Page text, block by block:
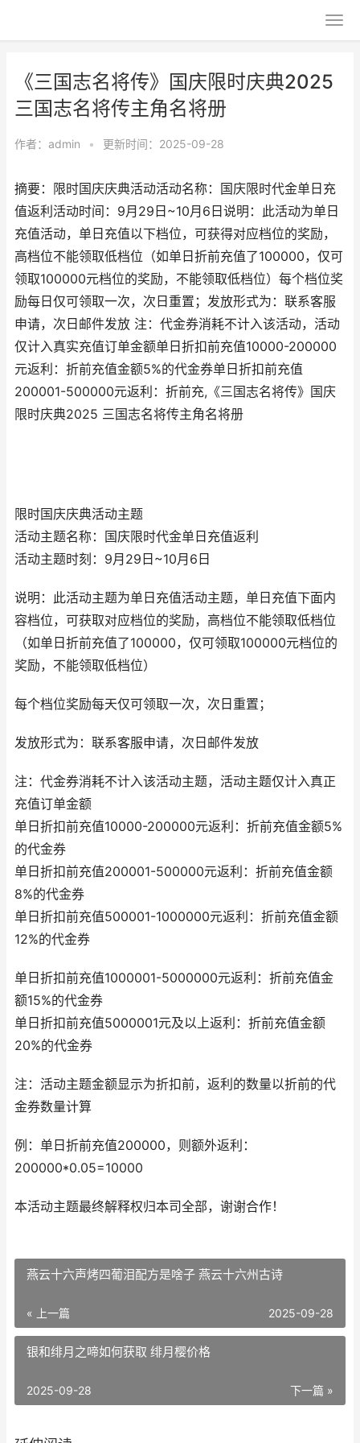
《三国志名将传》国庆限时庆典2025
三国志名将传主角名将册
作者： admin • 更新时间：2025-09-28
摘要：限时国庆庆典活动活动名称：国庆限时代金单日充
值返利活动时间：9月29日~10月6日说明：此活动为单日
充值活动，单日充值以下档位，可获得对应档位的奖励，
高档位不能领取低档位（如单日折前充值了100000，仅可
领取100000元档位的奖励，不能领取低档位）每个档位奖
励每日仅可领取一次，次日重置；发放形式为：联系客服
申请，次日邮件发放 注：代金券消耗不计入该活动，活动
仅计入真实充值订单金额单日折扣前充值10000-200000
元返利：折前充值金额5%的代金券单日折扣前充值
200001-500000元返利：折前充,《三国志名将传》国庆
限时庆典2025 三国志名将传主角名将册
限时国庆庆典活动主题
活动主题名称：国庆限时代金单日充值返利
活动主题时刻：9月29日~10月6日
说明：此活动主题为单日充值活动主题，单日充值下面内
容档位，可获取对应档位的奖励，高档位不能领取低档位
（如单日折前充值了100000，仅可领取100000元档位的
奖励，不能领取低档位）
每个档位奖励每天仅可领取一次，次日重置；
发放形式为：联系客服申请，次日邮件发放
注：代金券消耗不计入该活动主题，活动主题仅计入真正
充值订单金额
单日折扣前充值10000-200000元返利：折前充值金额5%
的代金券
单日折扣前充值200001-500000元返利：折前充值金额
8%的代金券
单日折扣前充值500001-1000000元返利：折前充值金额
12%的代金券
单日折扣前充值1000001-5000000元返利：折前充值金
额15%的代金券
单日折扣前充值5000001元及以上返利：折前充值金额
20%的代金券
注：活动主题金额显示为折扣前，返利的数量以折前的代
金券数量计算
例：单日折前充值200000，则额外返利：
200000*0.05=10000
本活动主题最终解释权归本司全部，谢谢合作！
燕云十六声烤四葡泪配方是啥子 燕云十六州古诗
« 上一篇 2025-09-28
银和绯月之啼如何获取 绯月樱价格
下一篇 »
2025-09-28